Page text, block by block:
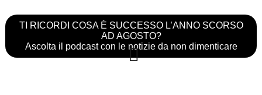
TI RICORDI COSA È SUCCESSO L’ANNO SCORSO
AD AGOSTO?
Ascolta il podcast con le notizie da non dimenticare